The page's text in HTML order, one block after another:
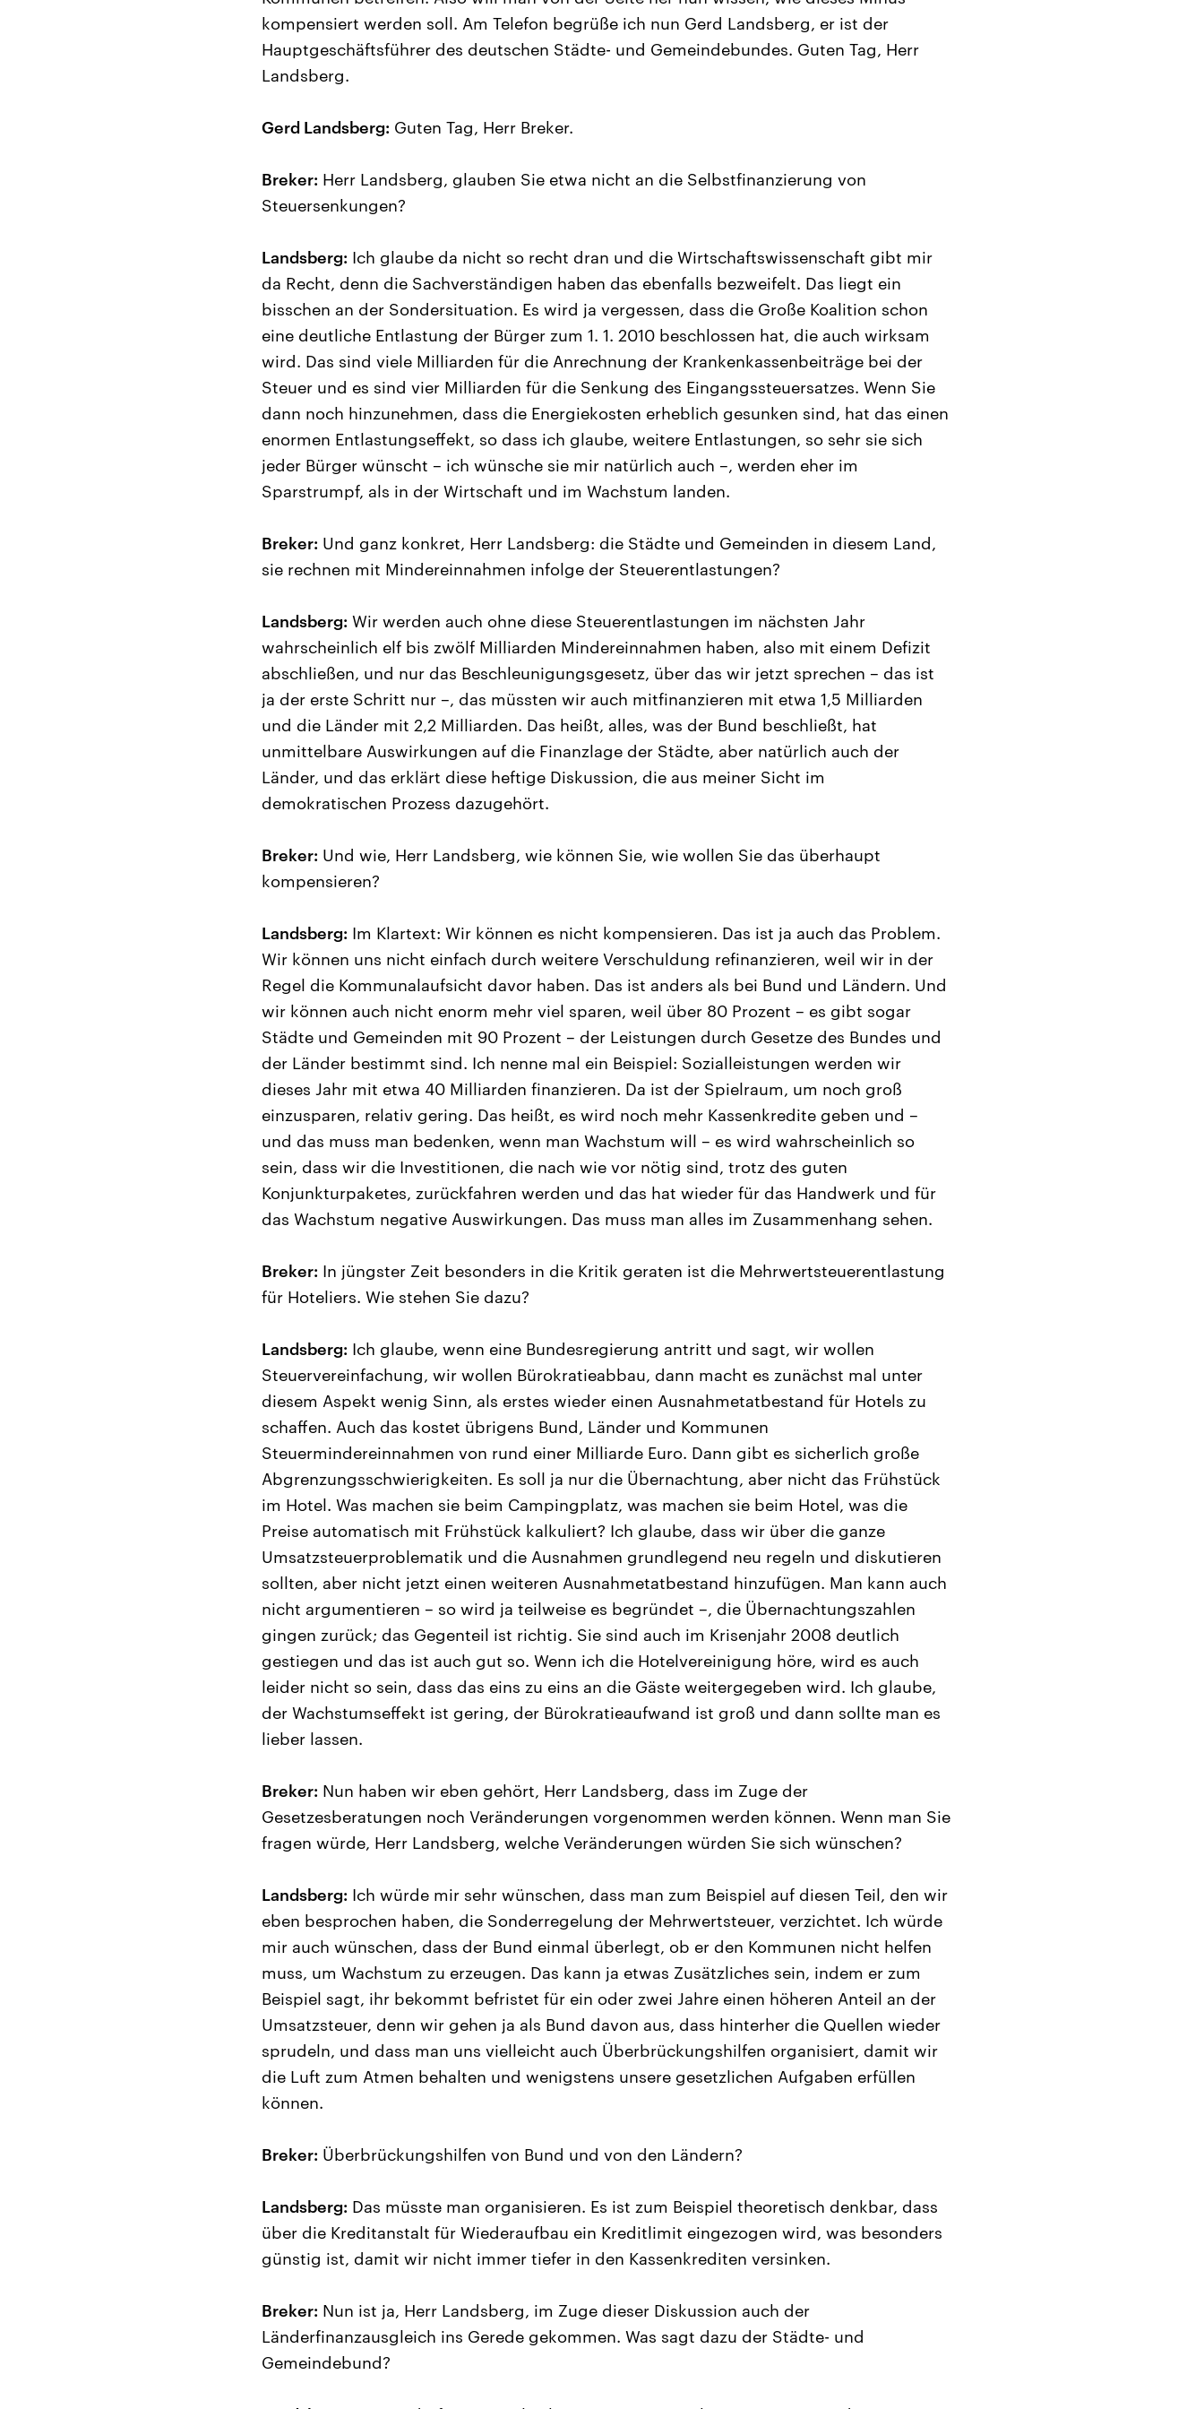
kompensiert werden soll. Am Telefon begrüße ich nun Gerd Landsberg, er ist der
Hauptgeschäftsführer des deutschen Städte- und Gemeindebundes. Guten Tag, Herr
Landsberg.
Gerd Landsberg: Guten Tag, Herr Breker.
Breker: Herr Landsberg, glauben Sie etwa nicht an die Selbstfinanzierung von
Steuersenkungen?
Landsberg: Ich glaube da nicht so recht dran und die Wirtschaftswissenschaft gibt mir
da Recht, denn die Sachverständigen haben das ebenfalls bezweifelt. Das liegt ein
bisschen an der Sondersituation. Es wird ja vergessen, dass die Große Koalition schon
eine deutliche Entlastung der Bürger zum 1. 1. 2010 beschlossen hat, die auch wirksam
wird. Das sind viele Milliarden für die Anrechnung der Krankenkassenbeiträge bei der
Steuer und es sind vier Milliarden für die Senkung des Eingangssteuersatzes. Wenn Sie
dann noch hinzunehmen, dass die Energiekosten erheblich gesunken sind, hat das einen
enormen Entlastungseffekt, so dass ich glaube, weitere Entlastungen, so sehr sie sich
jeder Bürger wünscht – ich wünsche sie mir natürlich auch –, werden eher im
Sparstrumpf, als in der Wirtschaft und im Wachstum landen.
Breker: Und ganz konkret, Herr Landsberg: die Städte und Gemeinden in diesem Land,
sie rechnen mit Mindereinnahmen infolge der Steuerentlastungen?
Landsberg: Wir werden auch ohne diese Steuerentlastungen im nächsten Jahr
wahrscheinlich elf bis zwölf Milliarden Mindereinnahmen haben, also mit einem Defizit
abschließen, und nur das Beschleunigungsgesetz, über das wir jetzt sprechen – das ist
ja der erste Schritt nur –, das müssten wir auch mitfinanzieren mit etwa 1,5 Milliarden
und die Länder mit 2,2 Milliarden. Das heißt, alles, was der Bund beschließt, hat
unmittelbare Auswirkungen auf die Finanzlage der Städte, aber natürlich auch der
Länder, und das erklärt diese heftige Diskussion, die aus meiner Sicht im
demokratischen Prozess dazugehört.
Breker: Und wie, Herr Landsberg, wie können Sie, wie wollen Sie das überhaupt
kompensieren?
Landsberg: Im Klartext: Wir können es nicht kompensieren. Das ist ja auch das Problem.
Wir können uns nicht einfach durch weitere Verschuldung refinanzieren, weil wir in der
Regel die Kommunalaufsicht davor haben. Das ist anders als bei Bund und Ländern. Und
wir können auch nicht enorm mehr viel sparen, weil über 80 Prozent – es gibt sogar
Städte und Gemeinden mit 90 Prozent – der Leistungen durch Gesetze des Bundes und
der Länder bestimmt sind. Ich nenne mal ein Beispiel: Sozialleistungen werden wir
dieses Jahr mit etwa 40 Milliarden finanzieren. Da ist der Spielraum, um noch groß
einzusparen, relativ gering. Das heißt, es wird noch mehr Kassenkredite geben und –
und das muss man bedenken, wenn man Wachstum will – es wird wahrscheinlich so
sein, dass wir die Investitionen, die nach wie vor nötig sind, trotz des guten
Konjunkturpaketes, zurückfahren werden und das hat wieder für das Handwerk und für
das Wachstum negative Auswirkungen. Das muss man alles im Zusammenhang sehen.
Breker: In jüngster Zeit besonders in die Kritik geraten ist die Mehrwertsteuerentlastung
für Hoteliers. Wie stehen Sie dazu?
Landsberg: Ich glaube, wenn eine Bundesregierung antritt und sagt, wir wollen
Steuervereinfachung, wir wollen Bürokratieabbau, dann macht es zunächst mal unter
diesem Aspekt wenig Sinn, als erstes wieder einen Ausnahmetatbestand für Hotels zu
schaffen. Auch das kostet übrigens Bund, Länder und Kommunen
Steuermindereinnahmen von rund einer Milliarde Euro. Dann gibt es sicherlich große
Abgrenzungsschwierigkeiten. Es soll ja nur die Übernachtung, aber nicht das Frühstück
im Hotel. Was machen sie beim Campingplatz, was machen sie beim Hotel, was die
Preise automatisch mit Frühstück kalkuliert? Ich glaube, dass wir über die ganze
Umsatzsteuerproblematik und die Ausnahmen grundlegend neu regeln und diskutieren
sollten, aber nicht jetzt einen weiteren Ausnahmetatbestand hinzufügen. Man kann auch
nicht argumentieren – so wird ja teilweise es begründet –, die Übernachtungszahlen
gingen zurück; das Gegenteil ist richtig. Sie sind auch im Krisenjahr 2008 deutlich
gestiegen und das ist auch gut so. Wenn ich die Hotelvereinigung höre, wird es auch
leider nicht so sein, dass das eins zu eins an die Gäste weitergegeben wird. Ich glaube,
der Wachstumseffekt ist gering, der Bürokratieaufwand ist groß und dann sollte man es
lieber lassen.
Breker: Nun haben wir eben gehört, Herr Landsberg, dass im Zuge der
Gesetzesberatungen noch Veränderungen vorgenommen werden können. Wenn man Sie
fragen würde, Herr Landsberg, welche Veränderungen würden Sie sich wünschen?
Landsberg: Ich würde mir sehr wünschen, dass man zum Beispiel auf diesen Teil, den wir
eben besprochen haben, die Sonderregelung der Mehrwertsteuer, verzichtet. Ich würde
mir auch wünschen, dass der Bund einmal überlegt, ob er den Kommunen nicht helfen
muss, um Wachstum zu erzeugen. Das kann ja etwas Zusätzliches sein, indem er zum
Beispiel sagt, ihr bekommt befristet für ein oder zwei Jahre einen höheren Anteil an der
Umsatzsteuer, denn wir gehen ja als Bund davon aus, dass hinterher die Quellen wieder
sprudeln, und dass man uns vielleicht auch Überbrückungshilfen organisiert, damit wir
die Luft zum Atmen behalten und wenigstens unsere gesetzlichen Aufgaben erfüllen
können.
Breker: Überbrückungshilfen von Bund und von den Ländern?
Landsberg: Das müsste man organisieren. Es ist zum Beispiel theoretisch denkbar, dass
über die Kreditanstalt für Wiederaufbau ein Kreditlimit eingezogen wird, was besonders
günstig ist, damit wir nicht immer tiefer in den Kassenkrediten versinken.
Breker: Nun ist ja, Herr Landsberg, im Zuge dieser Diskussion auch der
Länderfinanzausgleich ins Gerede gekommen. Was sagt dazu der Städte- und
Gemeindebund?